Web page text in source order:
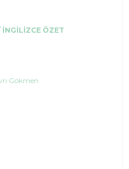
İNGİLİZCE ÖZET
Gökmen